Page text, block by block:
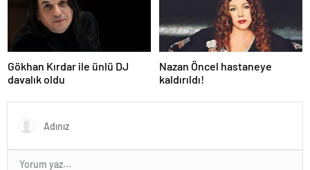
Gökhan Kırdar ile ünlü DJ
davalık oldu
Nazan Öncel hastaneye
kaldırıldı!